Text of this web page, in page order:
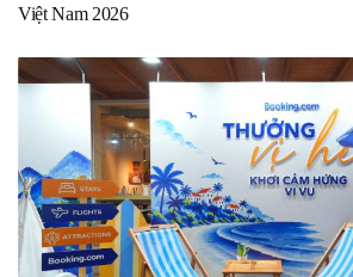
Việt Nam 2026